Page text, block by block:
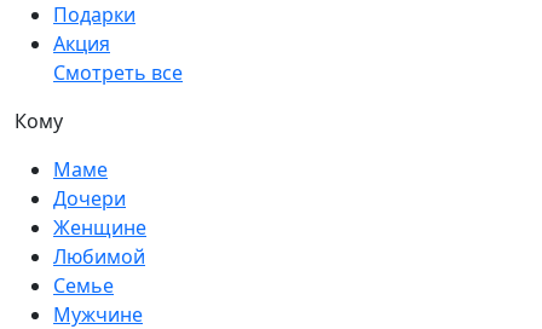
Подарки
Акция
Смотреть все
Кому
Маме
Дочери
Женщине
Любимой
Семье
Мужчине